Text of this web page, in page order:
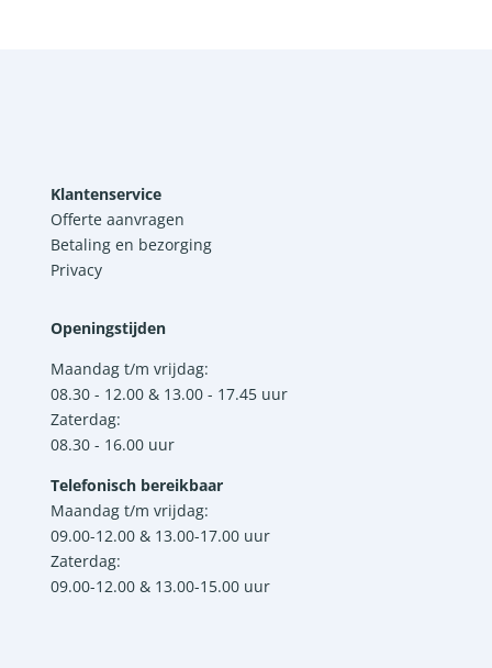
Klantenservice
Offerte aanvragen
Betaling en bezorging
Privacy
Openingstijden
Maandag t/m vrijdag:
08.30 - 12.00 & 13.00 - 17.45 uur
Zaterdag:
08.30 - 16.00 uur
Telefonisch bereikbaar
Maandag t/m vrijdag:
09.00-12.00 & 13.00-17.00 uur
Zaterdag:
09.00-12.00 & 13.00-15.00 uur